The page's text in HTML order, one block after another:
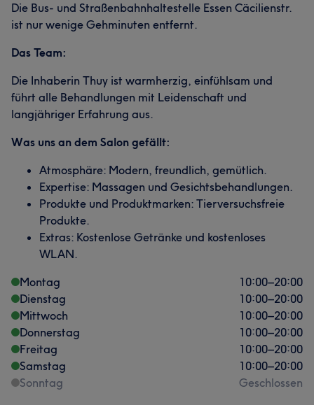
Die Bus- und Straßenbahnhaltestelle Essen Cäcilienstr.
ist nur wenige Gehminuten entfernt.
Das Team:
Die Inhaberin Thuy ist warmherzig, einfühlsam und
führt alle Behandlungen mit Leidenschaft und
langjähriger Erfahrung aus.
Was uns an dem Salon gefällt:
Atmosphäre: Modern, freundlich, gemütlich.
Expertise: Massagen und Gesichtsbehandlungen.
Produkte und Produktmarken: Tierversuchsfreie
Produkte.
Extras: Kostenlose Getränke und kostenloses
WLAN.
Montag
10:00–20:00
Dienstag
10:00–20:00
Mittwoch
10:00–20:00
Donnerstag
10:00–20:00
Freitag
10:00–20:00
Samstag
10:00–20:00
Sonntag
Geschlossen